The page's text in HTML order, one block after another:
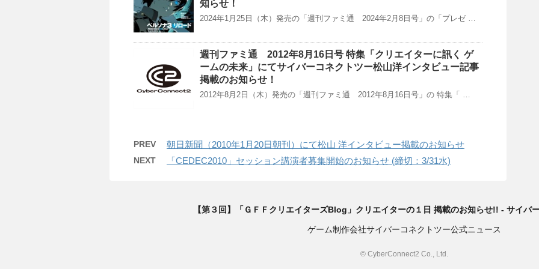
知らせ！
2024年1月25日（木）発売の「週刊ファミ通 2024年2月8日号」の「プレゼ …
週刊ファミ通 2012年8月16日号 特集「クリエイターに訊く ゲ
ームの未来」にてサイバーコネクトツー松山洋インタビュー記事
掲載のお知らせ！
2012年8月2日（木）発売の「週刊ファミ通 2012年8月16日号」の 特集「 …
PREV 朝日新聞（2010年1月20日朝刊）にて松山 洋インタビュー掲載のお知らせ
NEXT 「CEDEC2010」セッション講演者募集開始のお知らせ (締切：3/31水)
【第３回】「ＧＦＦクリエイターズBlog」クリエイターの１日 掲載のお知らせ!! - サイバ
ゲーム制作会社サイバーコネクトツー公式ニュース
© CyberConnect2 Co., Ltd.